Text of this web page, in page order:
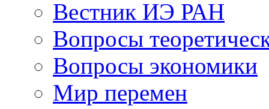
Вестник ИЭ РАН
Вопросы
Вопросы экономики
Мир перемен